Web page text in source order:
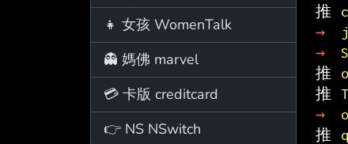
👧 女孩 WomenTalk
👻 媽佛 marvel
💳 卡版 creditcard
👉 NS NSwitch
推
→
→
推
推
→
推